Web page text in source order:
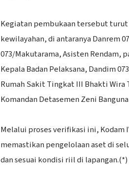
‎Kegiatan pembukaan tersebut
kewilayahan, di antaranya Danrem
073/Makutarama, Asisten Rendam,
Kepala Badan Pelaksana, Dandim
Rumah Sakit Tingkat III Bhakti Wira
Komandan Detasemen Zeni
‎Melalui proses verifikasi ini, Kodam
memastikan pengelolaan aset di
dan sesuai kondisi riil di lapangan.(*)